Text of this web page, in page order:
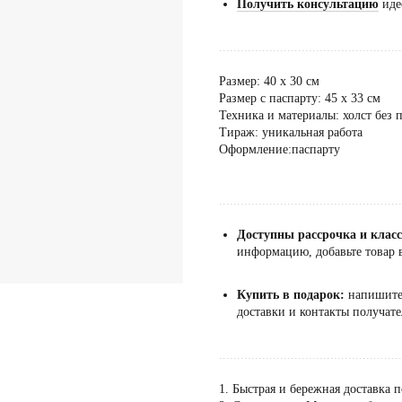
Получить консультацию
Размер: 40 х 30 см
Размер с паспарту: 45 х 33 см
Техника и материалы: холст без
Тираж: уникальная работа
Оформление:паспарту
Доступны рассрочка и
информацию, добавьте товар
Купить в подарок:
доставки и контакты
1. Быстрая и бережная доставка